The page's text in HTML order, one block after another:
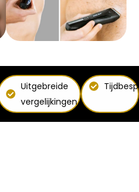
Uitgebreide
vergelijkingen